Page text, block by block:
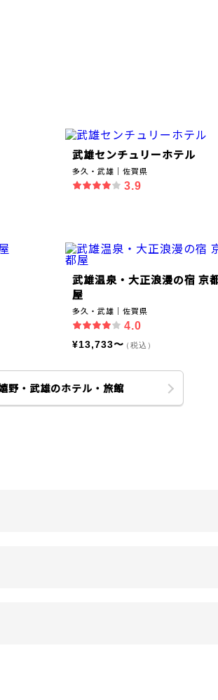
武雄センチュリーホテル
多久・武雄｜佐賀県
3.9
武雄温泉・大正浪漫の宿 京
屋
多久・武雄｜佐賀県
4.0
¥13,733〜（税込）
野・武雄のホテル・旅館